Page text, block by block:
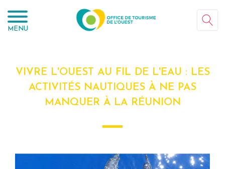
MENU
VIVRE L'OUEST AU FIL DE L'EAU : LES
ACTIVITÉS NAUTIQUES À NE PAS
MANQUER À LA RÉUNION